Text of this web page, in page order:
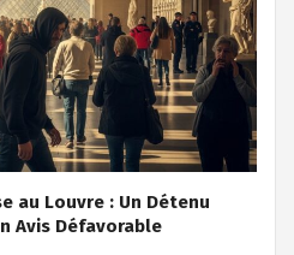
au Louvre : Un Détenu
Avis Défavorable